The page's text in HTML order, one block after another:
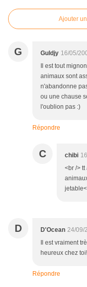
Ajouter
G Guldjy 16/05/
Il est tout
animaux sont
n'abandonne
ou une chause
l'oublion pas :)
Répondre
C chibi
<br />
D D'Ocean 24/09/
Il est vraiment
heureux chez toi!
Répondre